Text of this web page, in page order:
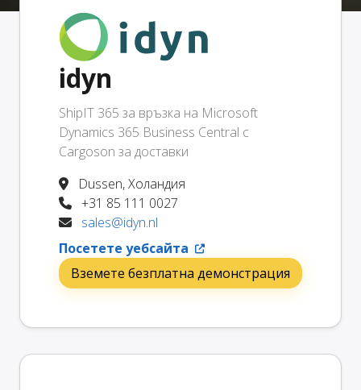
idyn
ShipIT 365 за връзка на Microsoft
Dynamics 365 Business Central с
Cargoson за доставки
Dussen, Холандия
+31 85 111 0027
sales@idyn.nl
Посетете уебсайта
Вземете безплатна демонстрация